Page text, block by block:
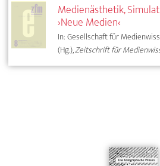
Medienästhetik,
›Neue Medien‹
In: Gesellschaft für
(Hg.),Zeitschrift für